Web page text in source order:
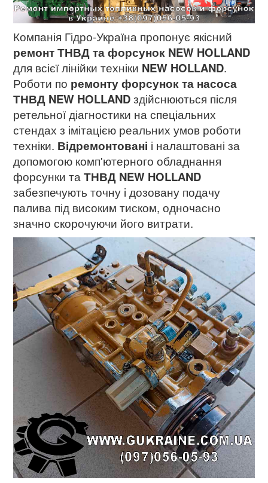
Компанія Гідро-Україна пропонує якісний
ремонт ТНВД та форсунок NEW HOLLAND
для всієї лінійки техніки NEW HOLLAND.
Роботи по ремонту форсунок та насоса
ТНВД NEW HOLLANDздійснюються після
ретельної діагностики на спеціальних
стендах з імітацією реальних умов роботи
техніки. Відремонтовані і налаштовані за
допомогою комп'ютерного обладнання
форсунки таТНВД NEW HOLLAND
забезпечують точну і дозовану подачу
палива під високим тиском, одночасно
значно скорочуючи його витрати.